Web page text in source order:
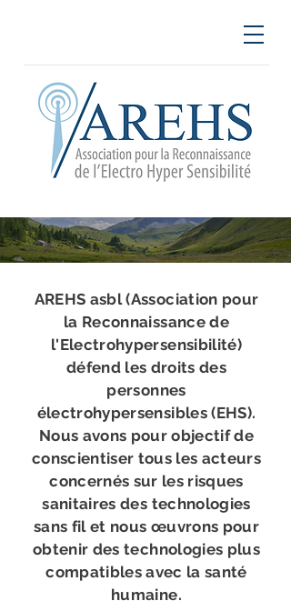
AREHS asbl (Association pour
la Reconnaissance de
l'Electrohypersensibilité)
défend les droits des
personnes
électrohypersensibles (EHS).
Nous avons pour objectif de
conscientiser tous les acteurs
concernés sur les risques
sanitaires des technologies
sans fil et nous œuvrons pour
obtenir des technologies plus
compatibles avec la santé
humaine.